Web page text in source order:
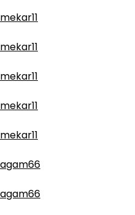
mekar11
mekar11
mekar11
mekar11
mekar11
agam66
agam66